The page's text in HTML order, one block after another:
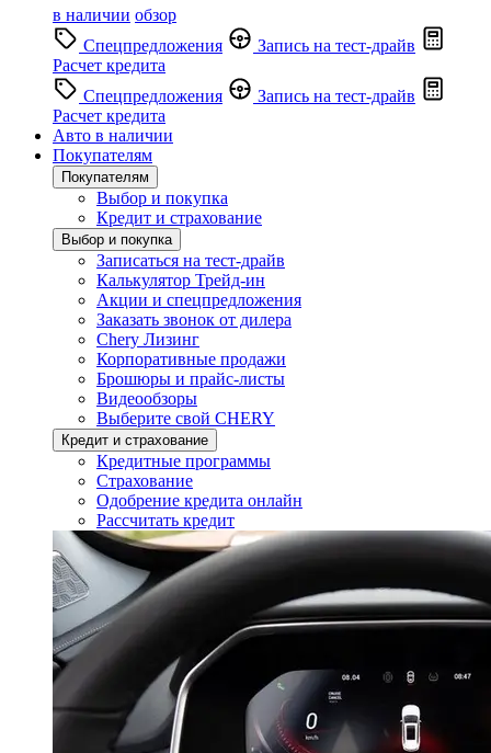
в наличии обзор
Спецпредложения
Запись на тест-драйв
Расчет кредита
Спецпредложения
Запись на тест-драйв
Расчет кредита
Авто в наличии
Покупателям
Покупателям
Выбор и покупка
Кредит и страхование
Выбор и покупка
Записаться на тест-драйв
Калькулятор Трейд-ин
Акции и спецпредложения
Заказать звонок от дилера
Chery Лизинг
Корпоративные продажи
Брошюры и прайс-листы
Видеообзоры
Выберите свой CHERY
Кредит и страхование
Кредитные программы
Страхование
Одобрение кредита онлайн
Рассчитать кредит